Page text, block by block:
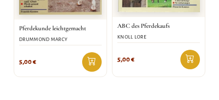
Pferdekunde leichtgemacht
DRUMMOND MARCY
5,00€
ABC des Pferdekaufs
KNOLL LORE
5,00€